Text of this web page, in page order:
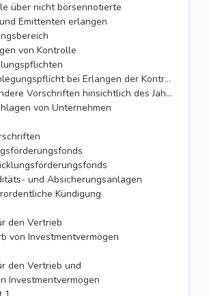
über nicht börsennotierte
Emittenten erlangen
von Kontrolle
Offenlegungspflicht bei Erlangen der Kontrolle
Besondere Vorschriften hinsichtlich des Jahresabschlusses und des Lageberichts
von Unternehmen
und Absicherungsanlagen
Kündigung
den Vertrieb
von Investmentvermögen
den Vertrieb und
Investmentvermögen